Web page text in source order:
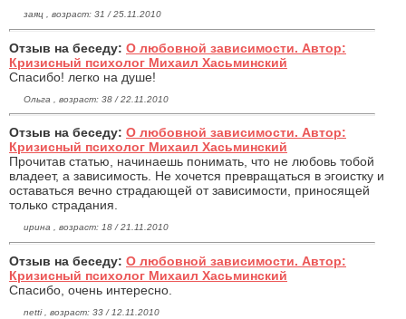
заяц , возраст: 31 / 25.11.2010
Отзыв на беседу: О любовной зависимости. Автор:
Кризисный психолог Михаил Хасьминский
Спасибо! легко на душе!
Ольга , возраст: 38 / 22.11.2010
Отзыв на беседу: О любовной зависимости. Автор:
Кризисный психолог Михаил Хасьминский
Прочитав статью, начинаешь понимать, что не любовь тобой
владеет, а зависимость. Не хочется превращаться в эгоистку и
оставаться вечно страдающей от зависимости, приносящей
только страдания.
ирина , возраст: 18 / 21.11.2010
Отзыв на беседу: О любовной зависимости. Автор:
Кризисный психолог Михаил Хасьминский
Спасибо, очень интересно.
netti , возраст: 33 / 12.11.2010